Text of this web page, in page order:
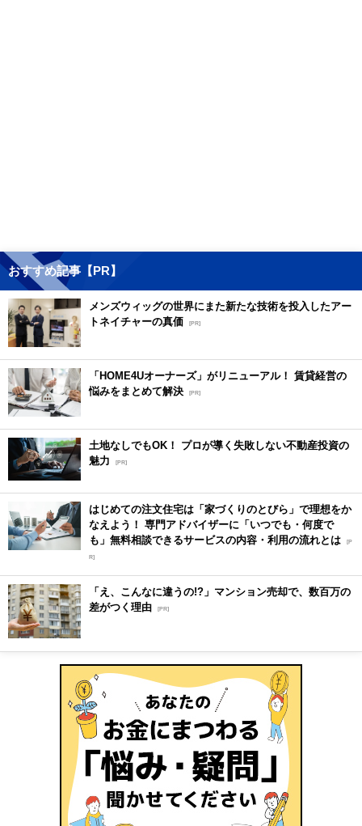
おすすめ記事【PR】
メンズウィッグの世界にまた新たな技術を投入したアー
トネイチャーの真価 [PR]
「HOME4Uオーナーズ」がリニューアル！ 賃貸経営の
悩みをまとめて解決 [PR]
土地なしでもOK！ プロが導く失敗しない不動産投資の
魅力
[PR]
はじめての注文住宅は「家づくりのとびら」で理想をか
なえよう！ 専門アドバイザーに「いつでも・何度で
も」無料相談できるサービスの内容・利用の流れとは [P
R]
「え、こんなに違うの!?」マンション売却で、数百万の
差がつく理由 [PR]